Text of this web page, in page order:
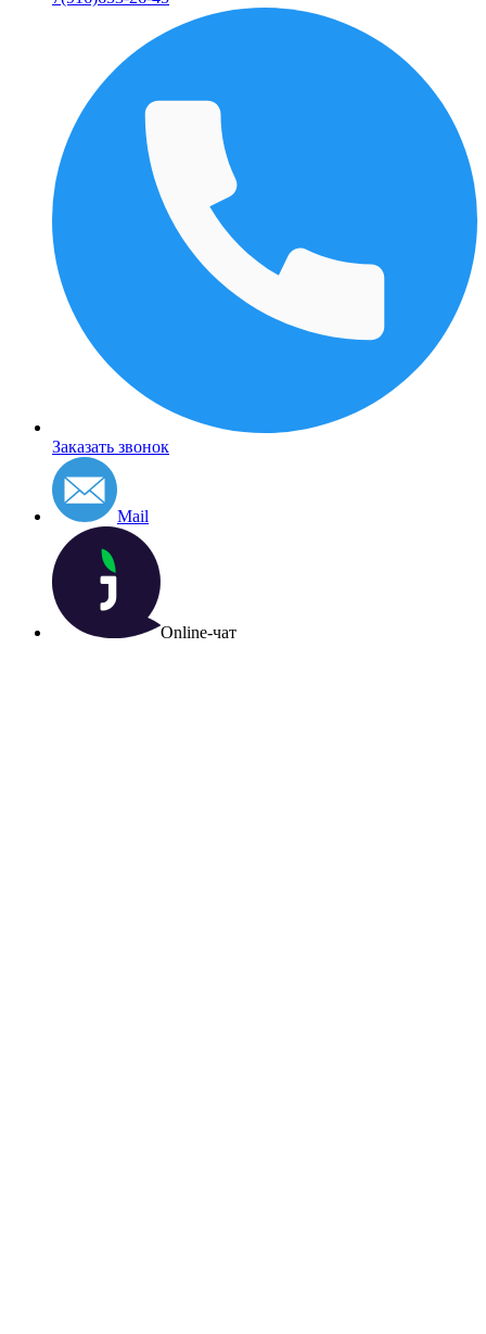
Заказать звонок
Mail
Online-чат